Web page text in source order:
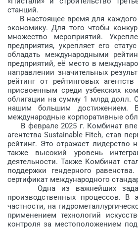
станций.
В настоящее время для каждого
экономику. Для того чтобы
множество мероприятий.
предприятия, укрепляет его
обладать международными
предприятий, её место в
направлении значительных
рейтинг от рейтинговых
присвоенным среди узбекских
облигации на сумму 1 млрд долл.
нашим большим достижением.
международные корпоративные
В феврале 2025 г. Комбинат
агентства Sustainable Fitch, став
рейтинг. Это отражает
также высокий уровень
деятельности. Также Комбинат
поддержки гендерного
сертификат международного
Одна из важнейших задач,
производственных процессов. В
частности, на
применением технологий
контроля за местоположением